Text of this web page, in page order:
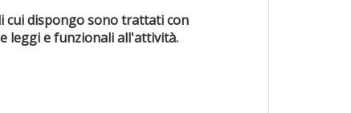
cui dispongo sono trattati con
dalle leggi e funzionali all'attività.